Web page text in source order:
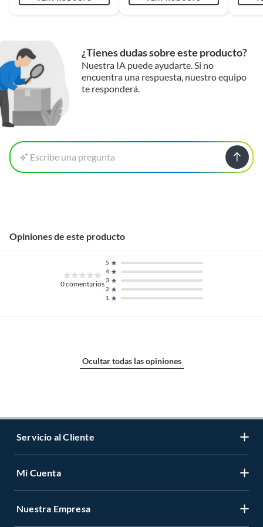
¿Tienes dudas sobre este producto?
Nuestra IA puede ayudarte. Si no
encuentra una respuesta, nuestro equipo
te responderá.
Escribe una pregunta
Opiniones de este producto
0comentarios
1
2
3
4
5
Ocultar todas las opiniones
Servicio al Cliente
Contáctanos
Mi Cuenta
Registrate
Nuestra Empresa